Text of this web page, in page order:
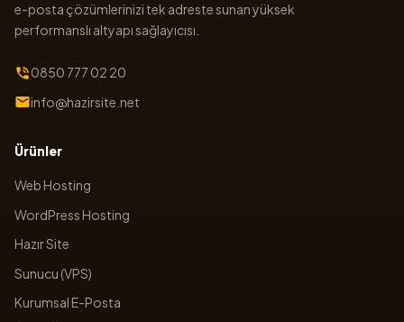
e-posta çözümlerinizi tek adreste sunan yüksek
performanslı altyapı sağlayıcısı.
0850 777 02 20
info@hazirsite.net
Ürünler
Web Hosting
WordPress Hosting
Hazır Site
Sunucu (VPS)
Kurumsal E-Posta